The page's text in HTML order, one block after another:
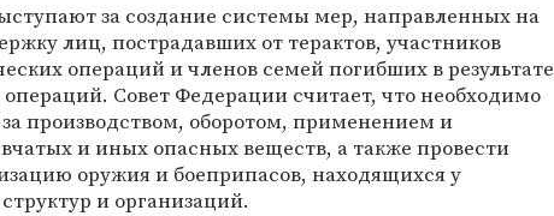
за создание системы мер, направленных на
лиц, пострадавших от терактов, участников
операций и членов семей погибших в результате
Совет Федерации считает, что необходимо
производством, оборотом, применением и
и иных опасных веществ, а также провести
оружия и боеприпасов, находящихся у
и организаций.